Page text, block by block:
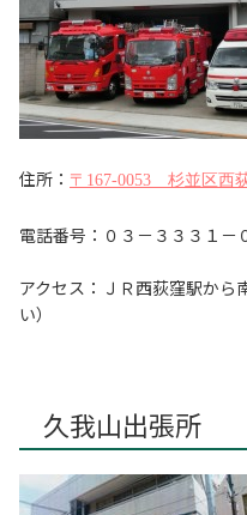
住所： 〒167-0053 杉並区西
電話番号：０３－３３３１－
アクセス：ＪＲ西荻窪駅から
い）
久我山出張所